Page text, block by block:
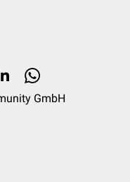
GmbH